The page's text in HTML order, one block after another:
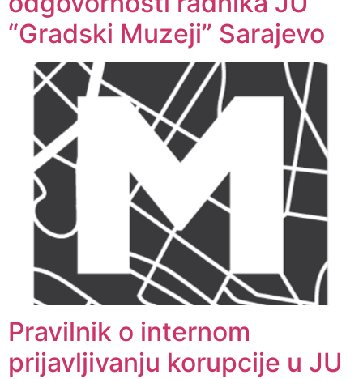
“Gradski Muzeji” Sarajevo
Pravilnik o internom
prijavljivanju korupcije u JU